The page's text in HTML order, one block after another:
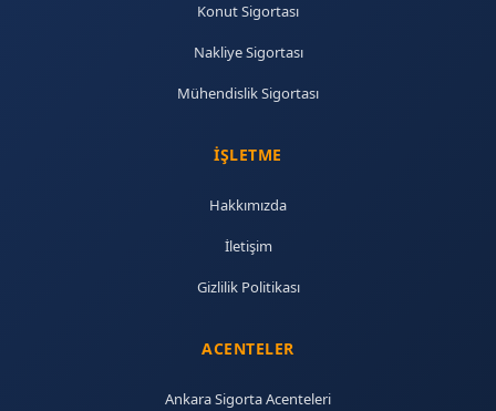
Konut Sigortası
Nakliye Sigortası
Mühendislik Sigortası
İŞLETME
Hakkımızda
İletişim
Gizlilik Politikası
ACENTELER
Ankara Sigorta Acenteleri